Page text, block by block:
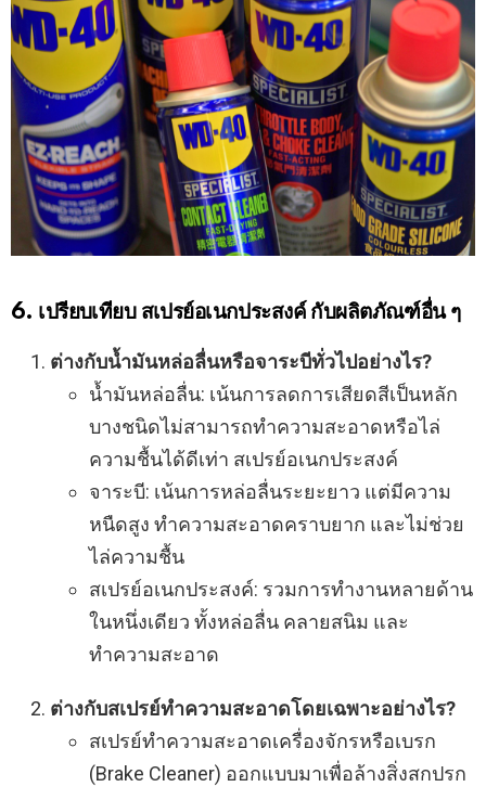
6. เปรียบเทียบ สเปรย์อเนกประสงค์ กับผลิตภัณฑ์อื่น ๆ
ต่างกับน้ำมันหล่อลื่นหรือจาระบีทั่วไปอย่างไร?
น้ำมันหล่อลื่น: เน้นการลดการเสียดสีเป็นหลัก
บางชนิดไม่สามารถทำความสะอาดหรือไล่
ความชื้นได้ดีเท่า สเปรย์อเนกประสงค์
จาระบี: เน้นการหล่อลื่นระยะยาว แต่มีความ
หนืดสูง ทำความสะอาดคราบยาก และไม่ช่วย
ไล่ความชื้น
สเปรย์อเนกประสงค์: รวมการทำงานหลายด้าน
ในหนึ่งเดียว ทั้งหล่อลื่น คลายสนิม และ
ทำความสะอาด
ต่างกับสเปรย์ทำความสะอาดโดยเฉพาะอย่างไร?
สเปรย์ทำความสะอาดเครื่องจักรหรือเบรก
(Brake Cleaner) ออกแบบมาเพื่อล้างสิ่งสกปรก